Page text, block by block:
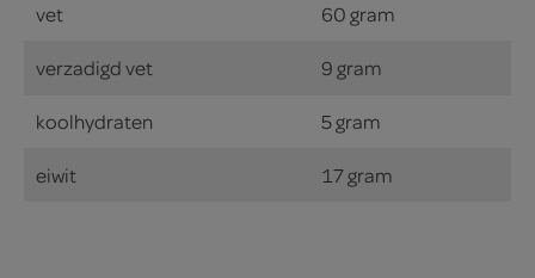
vet 60 gram
verzadigd vet 9 gram
koolhydraten 5 gram
eiwit 17 gram